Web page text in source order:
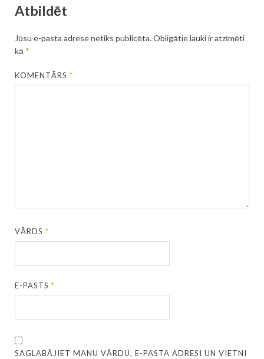
Atbildēt
Jūsu e-pasta adrese netiks publicēta.Obligātie lauki ir atzīmēti
kā *
KOMENTĀRS*
VĀRDS*
E-PASTS*
SAGLABĀJIET MANU VĀRDU, E-PASTA ADRESI UN VIETNI